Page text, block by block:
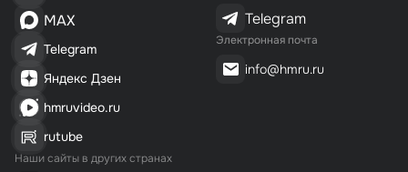
MAX
Telegram
Яндекс Дзен
hmruvideo.ru
rutube
Наши сайты в других странах
Telegram
Электронная почта
info@hmru.ru